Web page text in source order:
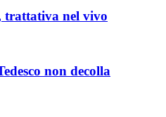
trattativa nel vivo
non decolla